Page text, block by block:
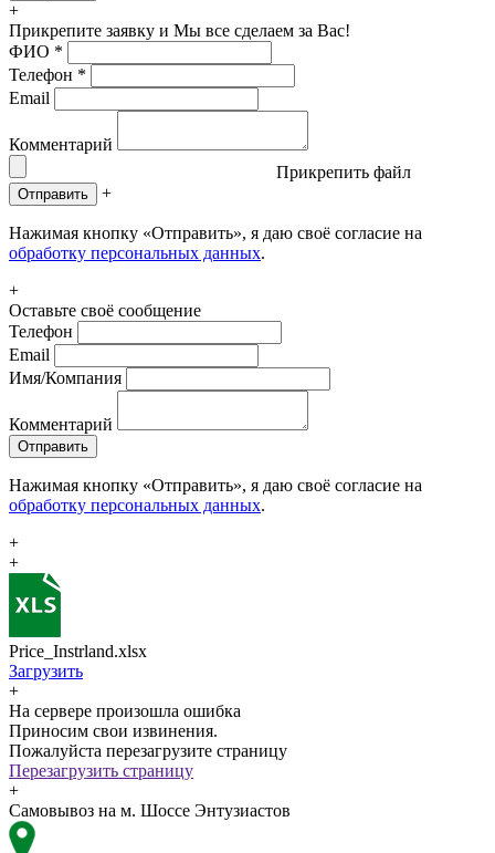
+
Прикрепите заявку и Мы все сделаем за Вас!
ФИО *
Телефон *
Email
Комментарий
Прикрепить файл
Отправить +
Нажимая кнопку «Отправить», я даю своё согласие на
обработку персональных данных.
+
Оставьте своё сообщение
Телефон
Email
Имя/Компания
Комментарий
Отправить
Нажимая кнопку «Отправить», я даю своё согласие на
обработку персональных данных.
+
+
Price_Instrland.xlsx
Загрузить
+
На сервере произошла ошибка
Приносим свои извинения.
Пожалуйста перезагрузите страницу
Перезагрузить страницу
+
Самовывоз на м. Шоссе Энтузиастов